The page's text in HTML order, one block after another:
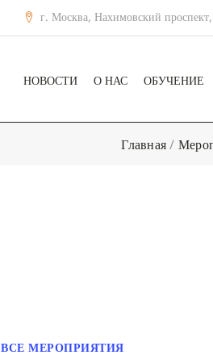
г. Москва, Нахимовский
НОВОСТИ О НАС ОБУЧЕНИЕ
Главная/
ВСЕ МЕРОПРИЯТИЯ